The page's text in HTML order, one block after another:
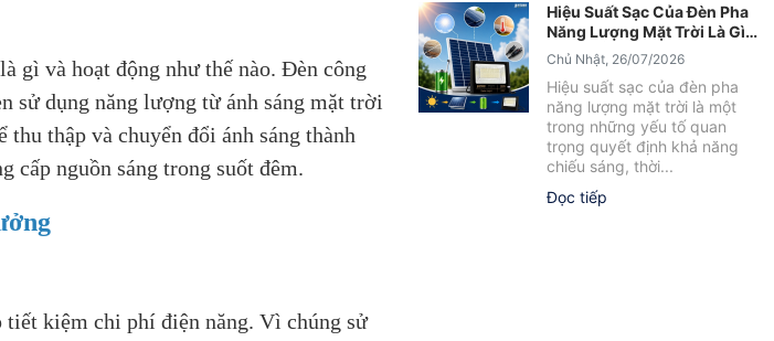
gì và hoạt động như thế nào. Đèn công
dụng năng lượng từ ánh sáng mặt trời
thập và chuyển đổi ánh sáng thành
cấp nguồn sáng trong suốt đêm.
kiệm chi phí điện năng. Vì chúng sử
Hiệu Suất Sạc Của Đèn Pha
Năng Lượng Mặt Trời Là Gì?
Yếu Tố Ảnh Hưởng Cần Biết
Chủ Nhật, 26/07/2026
Hiệu suất sạc của đèn pha
năng lượng mặt trời là một
trong những yếu tố quan
trọng quyết định khả năng
chiếu sáng, thời...
Đọc tiếp